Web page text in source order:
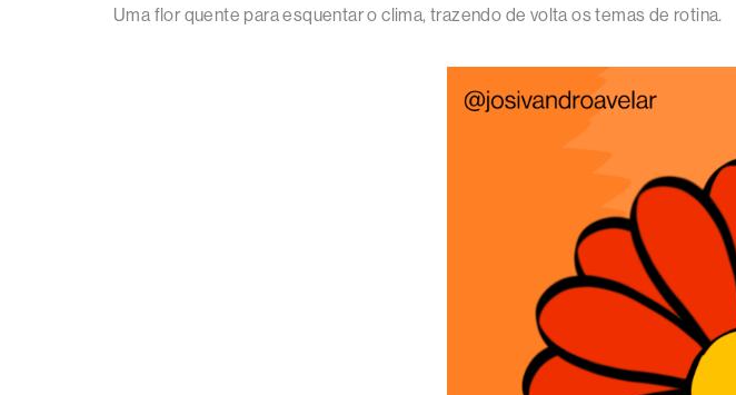
Uma flor quente para esquentar o clima, trazendo de volta os temas de rotina.